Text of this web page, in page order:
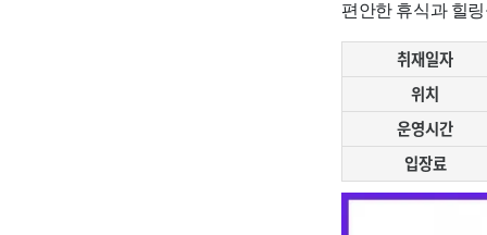
편안한 휴식과 힐
취재일자
위치
운영시간
입장료